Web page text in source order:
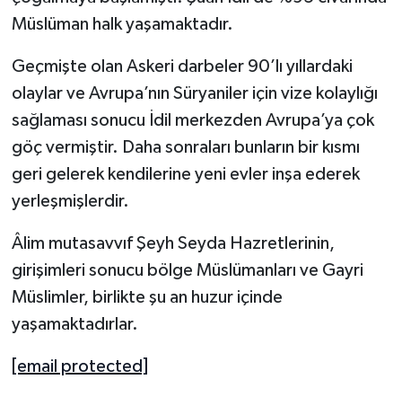
Müslüman halk yaşamaktadır.
Geçmişte olan Askeri darbeler 90’lı yıllardaki
olaylar ve Avrupa’nın Süryaniler için vize kolaylığı
sağlaması sonucu İdil merkezden Avrupa’ya çok
göç vermiştir. Daha sonraları bunların bir kısmı
geri gelerek kendilerine yeni evler inşa ederek
yerleşmişlerdir.
Âlim mutasavvıf Şeyh Seyda Hazretlerinin,
girişimleri sonucu bölge Müslümanları ve Gayri
Müslimler, birlikte şu an huzur içinde
yaşamaktadırlar.
[email protected]